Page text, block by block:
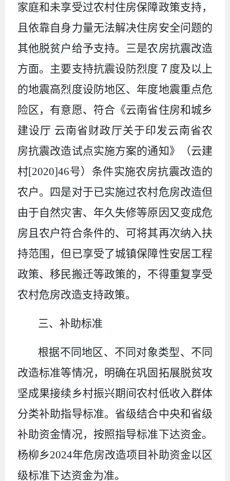
家庭和未享受过农村住房保障政策支持，
且依靠自身力量无法解决住房安全问题的
其他脱贫户给予支持。 三是农房抗震改造
方面。 主要支持抗震设防烈度７度及以上
的地震高烈度设防地区、 年度地震重点危
险区， 有意愿、符合 《云南省住房和城乡
建设厅 云南省财政厅关于印发云南省农
房抗震改造试点实施方案的通知》（云建
村[2020]46号） 条件实施农房抗震改造的
农户。 四是对于已实施过农村危房改造但
由于自然灾害、 年久失修等原因又变成危
房且农户符合条件的、 可将其再次纳入扶
持范围 ，但已享受了城镇保障性安居工程
政策、移民搬迁等政策的， 不得重复享受
农村危房改造支持政策。
三、补助标准
根据不同地区、 不同对象类型、 不同
改造标准等情况，
明确在巩固拓展脱贫攻
坚成果接续乡村振兴期间农村低收入群体
分类补助指导标准。 省级结合中央和省级
补助资金情况， 按照指导标准下达资金。
杨柳乡2024年危房改造项目补助资金以区
级标准下达资金为准。